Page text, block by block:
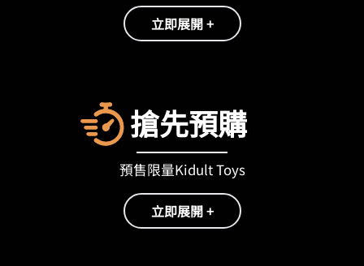
立即展開 +
搶先預購
預售限量Kidult Toys
立即展開 +